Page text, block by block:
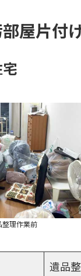
屋片付
整理作業前
遺品